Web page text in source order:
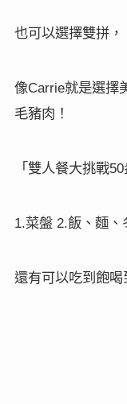
也可以選擇雙拼，
像Carrie就是選擇
毛豬肉！
「雙人餐大挑戰50
1.菜盤2.飯、麵、
還有可以吃到飽